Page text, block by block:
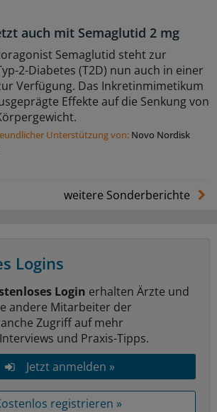
auch mit Semaglutid 2 mg
Semaglutid steht zur
2-Diabetes (T2D) nun auch in einer
Verfügung. Das Inkretinmimetikum
Effekte auf die Senkung von
Unterstützung von: Novo Nordisk
weitere Sonderberichte
Logins
Login erhalten Ärzte und
andere Mitarbeiter der
Zugriff auf mehr
und Praxis-Tipps.
Jetzt anmelden »
registrieren »